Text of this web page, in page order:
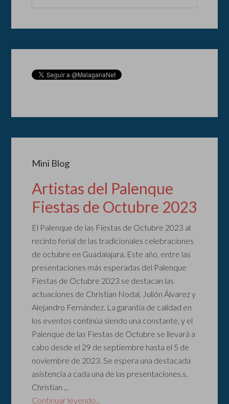
Mini Blog
Artistas del Palenque
Fiestas de Octubre 2023
El Palenque de las Fiestas de Octubre 2023 al
recinto ferial de las tradicionales celebraciones
de octubre en Guadalajara. Este año, entre las
presentaciones más esperadas del Palenque
Fiestas de Octubre 2023 se destacan las
actuaciones de Christian Nodal, Julión Álvarez y
Alejandro Fernández. La garantía de calidad en
los eventos continúa siendo una constante, y el
Palenque de las Fiestas de Octubre se llevará a
cabo desde el 29 de septiembre hasta el 5 de
noviembre de 2023. Se espera una destacada
asistencia a cada una de las presentaciones.s.
Christian ...
Continuar leyendo...